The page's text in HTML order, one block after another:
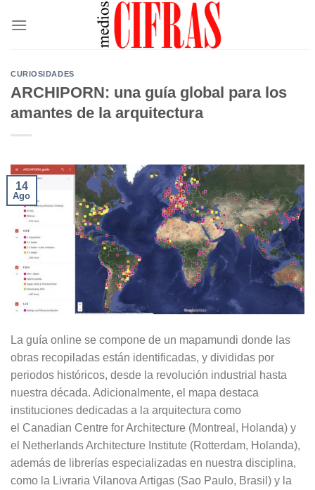
CURIOSIDADES
ARCHIPORN: una guía global para los
amantes de la arquitectura
14
Ago
La guía online se compone de un mapamundi donde las
obras recopiladas están identificadas, y divididas por
periodos históricos, desde la revolución industrial hasta
nuestra década. Adicionalmente, el mapa destaca
instituciones dedicadas a la arquitectura como
el Canadian Centre for Architecture (Montreal, Holanda) y
el Netherlands Architecture Institute (Rotterdam, Holanda),
además de librerías especializadas en nuestra disciplina,
como la Livraria Vilanova Artigas (Sao Paulo, Brasil) y la